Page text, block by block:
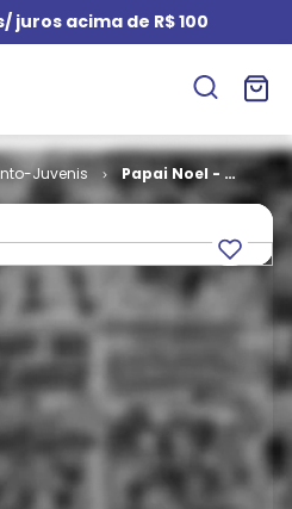
juros acima de R$ 100
Juvenis
Papai Noel - 1ª
Série - Tom e